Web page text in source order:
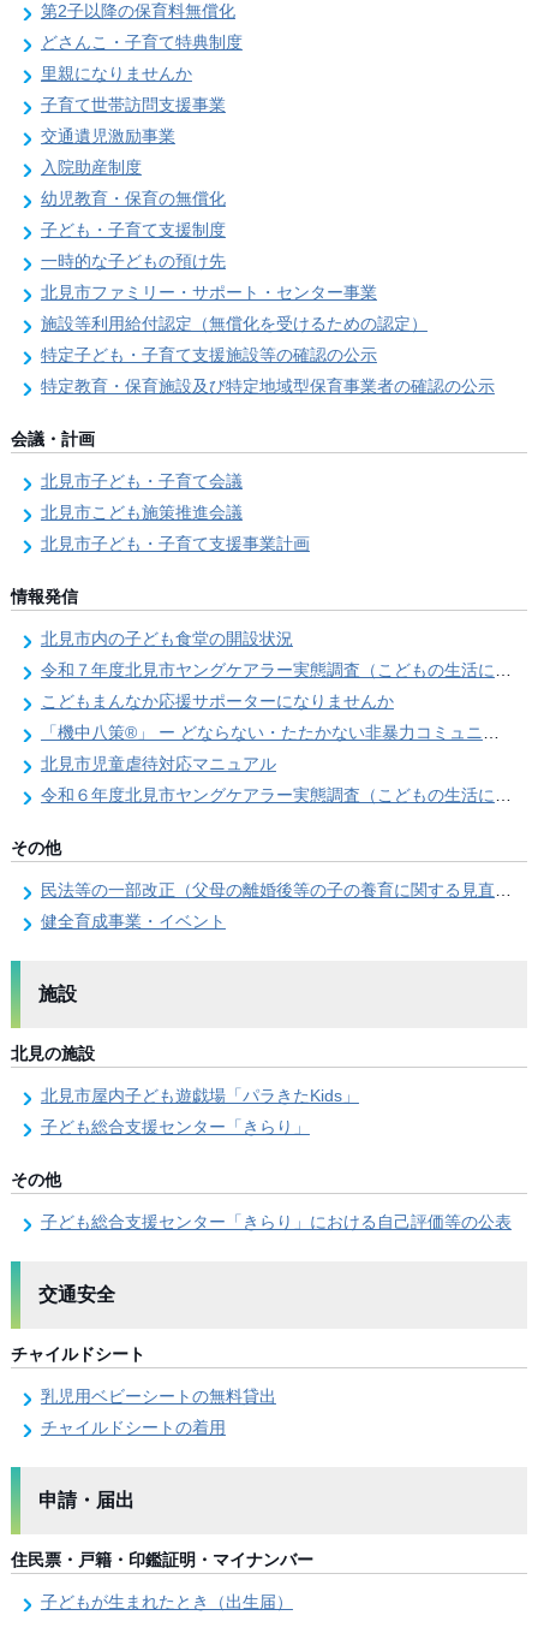
第2子以降の保育料無償化
どさんこ・子育て特典制度
里親になりませんか
子育て世帯訪問支援事業
交通遺児激励事業
入院助産制度
幼児教育・保育の無償化
子ども・子育て支援制度
一時的な子どもの預け先
北見市ファミリー・サポート・センター事業
施設等利用給付認定（無償化を受けるための認定）
特定子ども・子育て支援施設等の確認の公示
特定教育・保育施設及び特定地域型保育事業者の確認の公示
会議・計画
北見市子ども・子育て会議
北見市こども施策推進会議
北見市子ども・子育て支援事業計画
情報発信
北見市内の子ども食堂の開設状況
令和７年度北見市ヤングケアラー実態調査（こどもの生活についてのアンケート）
こどもまんなか応援サポーターになりませんか
「機中八策®」 ー どならない・たたかない非暴力コミュニケーションへの切替スイッチ
北見市児童虐待対応マニュアル
令和６年度北見市ヤングケアラー実態調査（こどもの生活についてのアンケート）
その他
民法等の一部改正（父母の離婚後等の子の養育に関する見直し）【令和８年４月１日施行】
健全育成事業・イベント
施設
北見の施設
北見市屋内子ども遊戯場「パラきたKids」
子ども総合支援センター「きらり」
その他
子ども総合支援センター「きらり」における自己評価等の公表
交通安全
チャイルドシート
乳児用ベビーシートの無料貸出
チャイルドシートの着用
申請・届出
住民票・戸籍・印鑑証明・マイナンバー
子どもが生まれたとき（出生届）